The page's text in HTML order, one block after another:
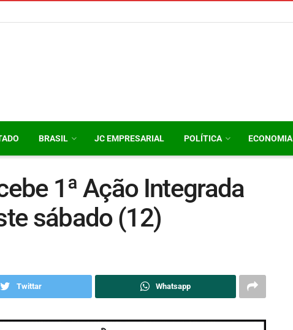
BRASIL JC EMPRESARIAL POLÍTICA ECONOMIA
1ª Ação Integrada
sábado (12)
Twittar Whatsapp